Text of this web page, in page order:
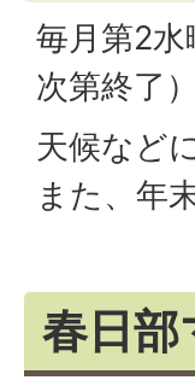
毎月第2
次第終了）
天候など
また、年
春日部